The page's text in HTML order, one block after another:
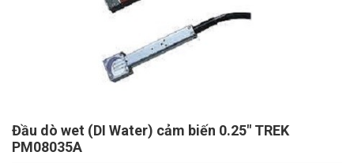
Đầu dò wet (DI Water) cảm biến 0.25" TREK
PM08035A